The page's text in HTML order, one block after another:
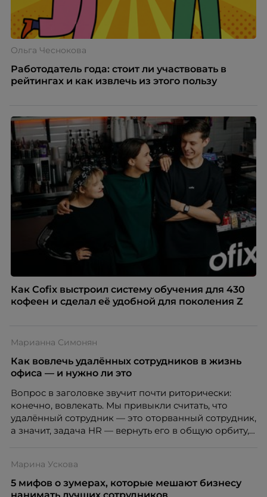
Ольга Чеснокова
Работодатель года: стоит ли участвовать в
рейтингах и как извлечь из этого пользу
Как Cofix выстроил систему обучения для 430
кофеен и сделал её удобной для поколения Z
Марианна Симонян
Как вовлечь удалённых сотрудников в жизнь
офиса — и нужно ли это
Вопрос в заголовке звучит почти риторически:
конечно, вовлекать. Мы привыкли считать, что
удалённый сотрудник — это оторванный сотрудник,
а значит, задача HR — вернуть его в общую орбиту,
вовлечения, стоит остановиться на неудобном
факте: данные говорят ровно обратное тому, что
подсказывает интуиция. Автор свежего выпуска
Марина Ускова
5 мифов о зумерах, которые мешают бизнесу